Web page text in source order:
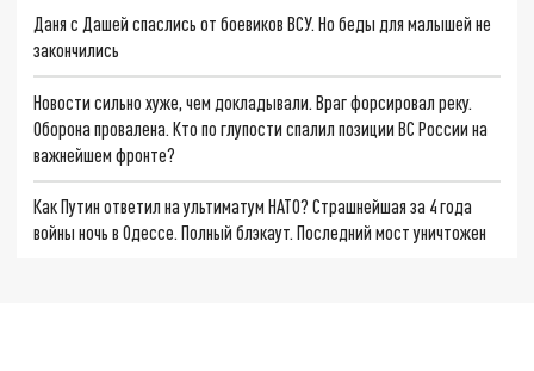
Даня с Дашей спаслись от боевиков ВСУ. Но беды для малышей не
закончились
Новости сильно хуже, чем докладывали. Враг форсировал реку.
Оборона провалена. Кто по глупости спалил позиции ВС России на
важнейшем фронте?
Как Путин ответил на ультиматум НАТО? Страшнейшая за 4 года
войны ночь в Одессе. Полный блэкаут. Последний мост уничтожен